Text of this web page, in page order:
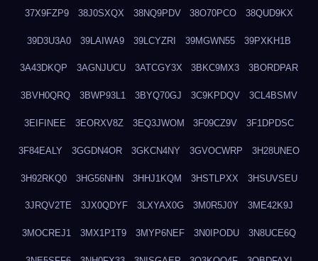
37X9FZP9 38J0SXQX 38NQ9PDV 38O70PCO 38QUD9KX
39D3U3A0 39LAIWA9 39LCYZRI 39MGWN55 39PXKH1B
3A43DKQP 3AGNJUCU 3ATCGY3X 3BKC9MX3 3BORDPAR
3BVH0QRQ 3BWP93L1 3BYQ70GJ 3C9KPDQV 3CL4BSMV
3EIFINEE 3EORXV8Z 3EQ3JWOM 3F09CZ9V 3F1DPDSC
3F84EALY 3GGDN4OR 3GKCN4NY 3GVOCWRP 3H28UNEO
3H92RKQ0 3HG56NHN 3HHJ1KQM 3HSTLPXX 3HSUVSEU
3JRQV2TE 3JX0QDYF 3LXYAX0G 3M0R5J0Y 3ME42K9J
3MOCREJ1 3MX1P1T9 3MYP6NEF 3N0IPODU 3N8UCE6Q